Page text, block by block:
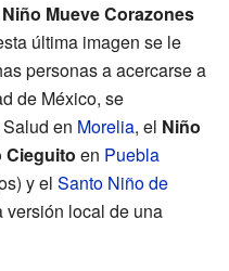
Mueve Corazones
última imagen se le
personas a acercarse a
de México, se
en Morelia, el Niño
Cieguito en Puebla
y el Santo Niño de
versión local de una